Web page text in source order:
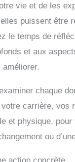
vie et de les
puissent être
le temps de
et aux
chaque
carrière, vos
et physique, pour
ou
action concrète